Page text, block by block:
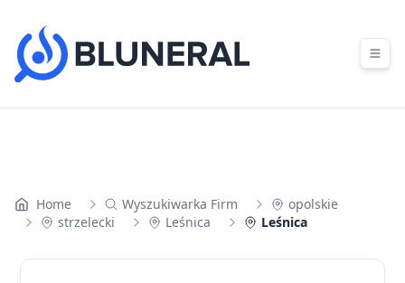
Home Wyszukiwarka Firm
opolskie
strzelecki
Leśnica Leśnica